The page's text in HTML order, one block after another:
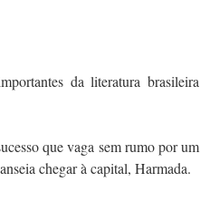
da literatura brasileira
que vaga sem rumo por um
chegar à capital, Harmada.